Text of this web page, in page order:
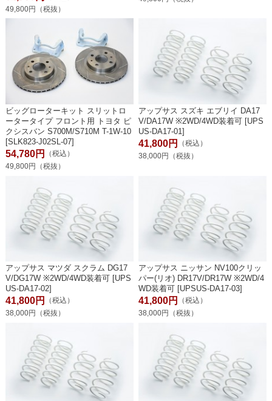
49,800円（税抜）
ビッグローターキット スリットロ
ータータイプ フロント用 トヨタ ピ
クシスバン S700M/S710M T-1W-10
[SLK823-J02SL-07]
54,780円
（税込）
49,800円（税抜）
アップサス スズキ エブリイ DA17
V/DA17W ※2WD/4WD装着可 [UPS
US-DA17-01]
41,800円
（税込）
38,000円（税抜）
アップサス マツダ スクラム DG17
V/DG17W ※2WD/4WD装着可 [UPS
US-DA17-02]
41,800円
（税込）
38,000円（税抜）
アップサス ニッサン NV100クリッ
パー(リオ) DR17V/DR17W ※2WD/4
WD装着可 [UPSUS-DA17-03]
41,800円
（税込）
38,000円（税抜）